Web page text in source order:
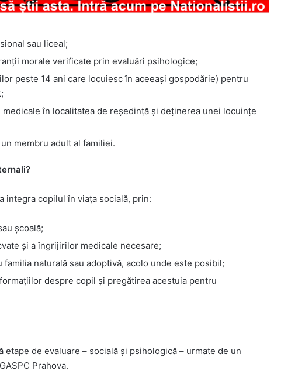
sau liceal;
morale verificate prin evaluări psihologice;
peste 14 ani care locuiesc în aceeași gospodărie) pentru
în localitatea de reședință și deținerea unei locuințe
membru adult al familiei.
integra copilul în viața socială, prin:
școală;
și a îngrijirilor medicale necesare;
naturală sau adoptivă, acolo unde este posibil;
despre copil și pregătirea acestuia pentru
de evaluare – socială și psihologică – urmate de un
Prahova.